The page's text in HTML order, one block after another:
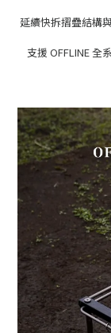
延續快拆摺疊結構
支援 OFFLINE 全